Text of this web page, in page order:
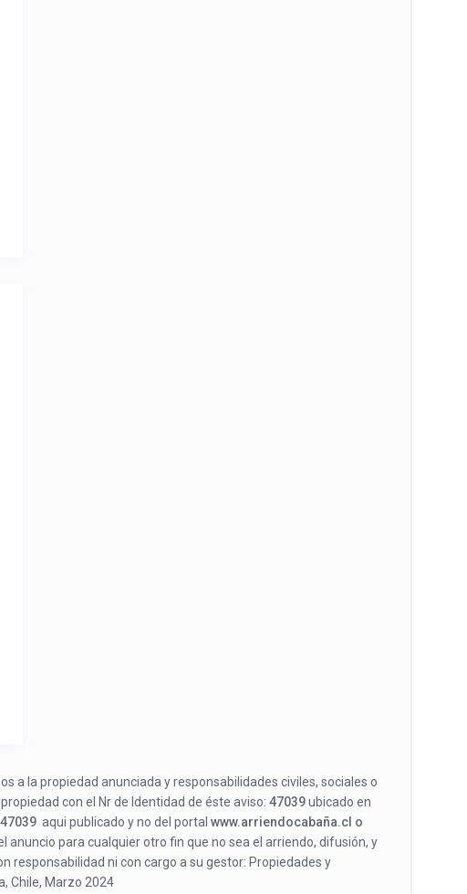
a la propiedad anunciada y responsabilidades civiles, sociales o
con el Nr de Identidad de éste aviso: 47039ubicado en
47039 aqui publicado y no del portal www.arriendocabaña.cl o
anuncio para cualquier otro fin que no sea el arriendo, difusión, y
responsabilidad ni con cargo a su gestor: Propiedades y
Chile, Marzo 2024